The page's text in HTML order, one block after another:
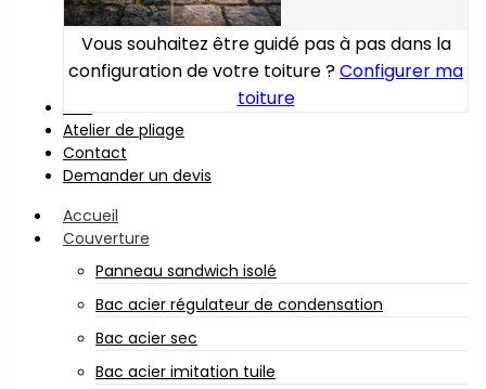
Vous souhaitez être guidé pas à pas dans la
configuration de votre toiture ?Configurer ma
toiture
Atelier de pliage
Contact
Demander un devis
Accueil
Couverture
Panneau sandwich isolé
Bac acier régulateur de condensation
Bac acier sec
Bac acier imitation tuile